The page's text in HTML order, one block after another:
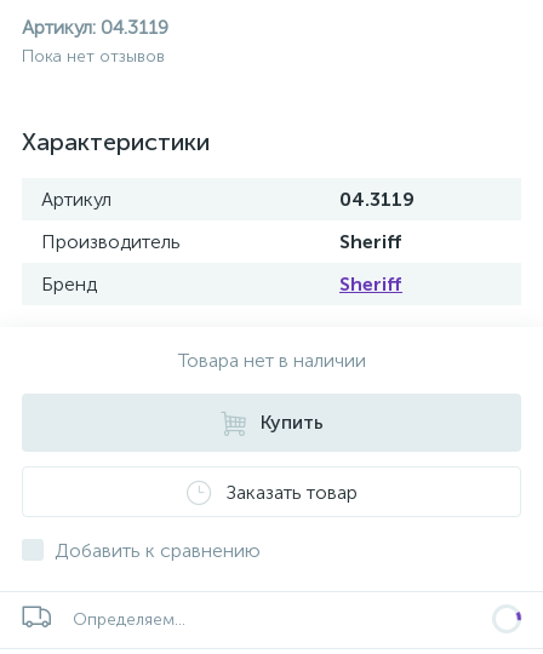
Артикул: 04.3119
Пока нет отзывов
Характеристики
Артикул
04.3119
Производитель
Sheriff
Бренд
Sheriff
Товара нет в наличии
Купить
Заказать товар
Добавить к сравнению
Определяем...